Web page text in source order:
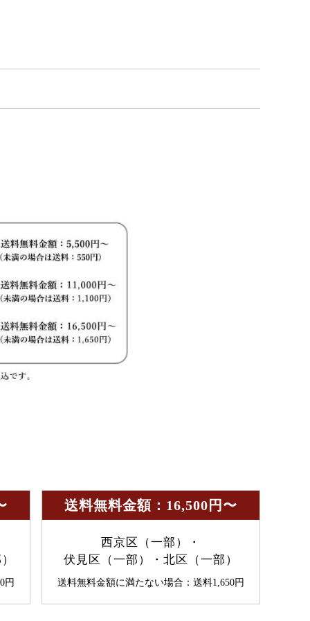
円
送料無料金額：16,500円〜
西京区（一部）・
伏見区（一部）・北区（一部）
送料無料金額に満たない場合：送料1,650円